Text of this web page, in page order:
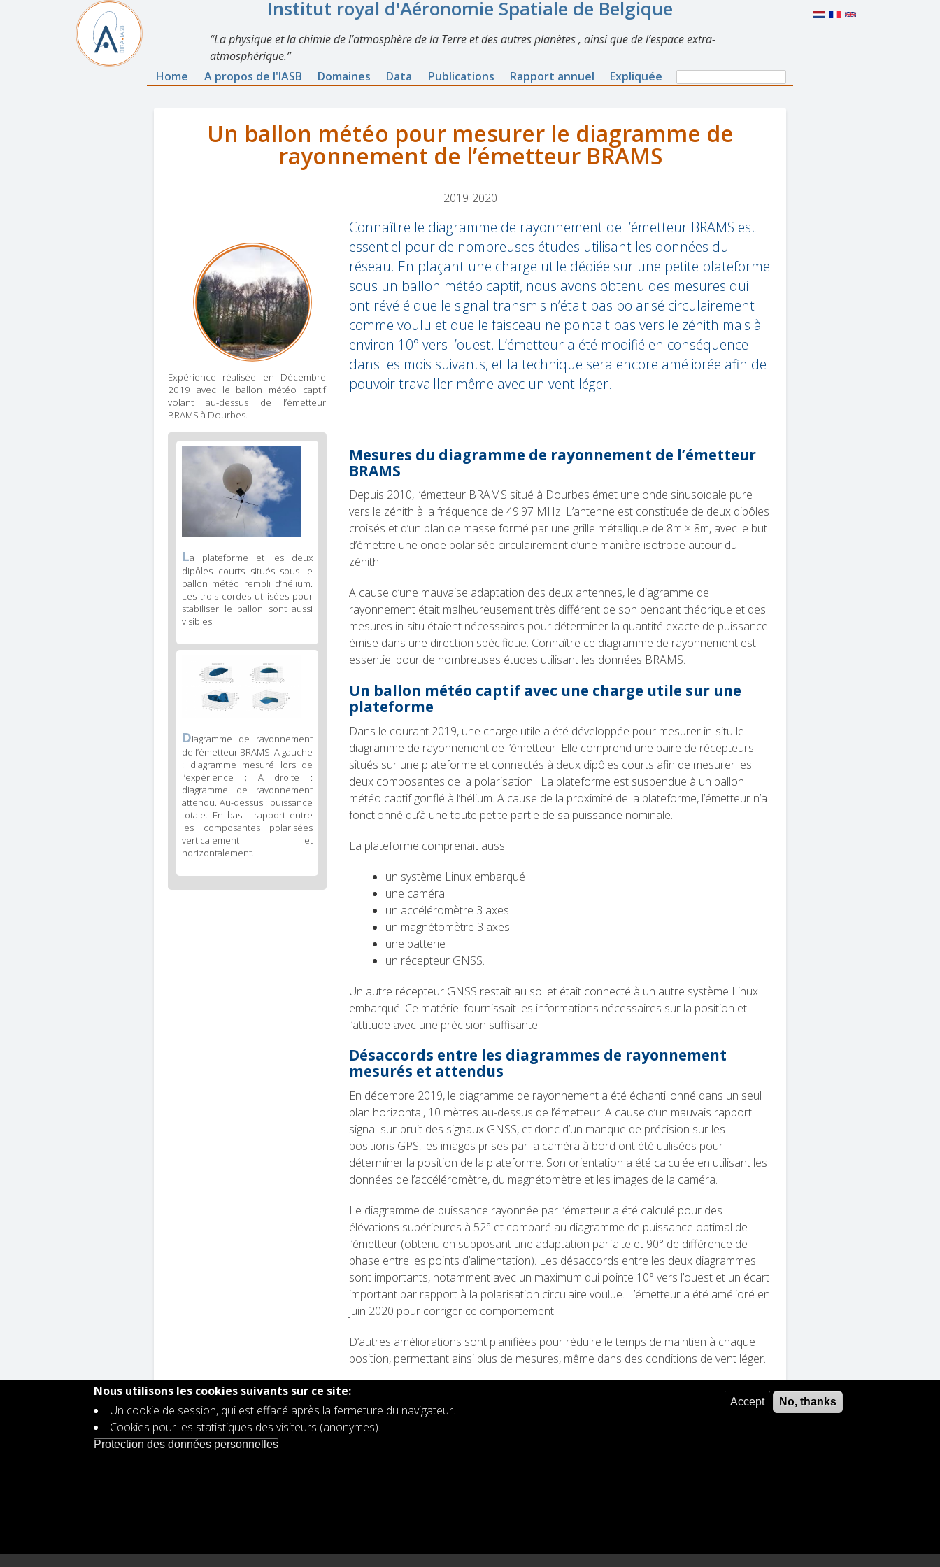
Institut royal d'Aéronomie Spatiale de Belgique
La physique et la chimie de l’atmosphère de la Terre et des autres planètes , ainsi que de l’espace extra-
atmosphérique.
Home
A propos de l'IASB Domaines Data Publications Rapport annuel Expliquée
Search
Search
Un ballon météo pour mesurer le diagramme de
rayonnement de l’émetteur BRAMS
2019-2020
Connaître le diagramme de rayonnement de l’émetteur BRAMS est
essentiel pour de nombreuses études utilisant les données du
réseau. En plaçant une charge utile dédiée sur une petite plateforme
sous un ballon météo captif, nous avons obtenu des mesures qui
ont révélé que le signal transmis n’était pas polarisé circulairement
comme voulu et que le faisceau ne pointait pas vers le zénith mais à
environ 10° vers l’ouest. L’émetteur a été modifié en conséquence
dans les mois suivants, et la technique sera encore améliorée afin de
pouvoir travailler même avec un vent léger.
text
Mesures du diagramme de rayonnement de l’émetteur
BRAMS
Depuis 2010, l’émetteur BRAMS situé à Dourbes émet une onde sinusoïdale pure
vers le zénith à la fréquence de 49.97 MHz. L’antenne est constituée de deux dipôles
croisés et d’un plan de masse formé par une grille métallique de 8m × 8m, avec le but
d’émettre une onde polarisée circulairement d’une manière isotrope autour du
zénith.
A cause d’une mauvaise adaptation des deux antennes, le diagramme de
rayonnement était malheureusement très différent de son pendant théorique et des
mesures in-situ étaient nécessaires pour déterminer la quantité exacte de puissance
émise dans une direction spécifique. Connaître ce diagramme de rayonnement est
essentiel pour de nombreuses études utilisant les données BRAMS.
Un ballon météo captif avec une charge utile sur une
plateforme
Dans le courant 2019, une charge utile a été développée pour mesurer in-situ le
diagramme de rayonnement de l’émetteur. Elle comprend une paire de récepteurs
situés sur une plateforme et connectés à deux dipôles courts afin de mesurer les
deux composantes de la polarisation. La plateforme est suspendue à un ballon
météo captif gonflé à l’hélium. A cause de la proximité de la plateforme, l’émetteur n’a
fonctionné qu’à une toute petite partie de sa puissance nominale.
La plateforme comprenait aussi:
un système Linux embarqué
une caméra
un accéléromètre 3 axes
un magnétomètre 3 axes
une batterie
un récepteur GNSS.
Un autre récepteur GNSS restait au sol et était connecté à un autre système Linux
embarqué. Ce matériel fournissait les informations nécessaires sur la position et
l’attitude avec une précision suffisante.
Désaccords entre les diagrammes de rayonnement
mesurés et attendus
En décembre 2019, le diagramme de rayonnement a été échantillonné dans un seul
plan horizontal, 10 mètres au-dessus de l’émetteur. A cause d’un mauvais rapport
signal-sur-bruit des signaux GNSS, et donc d’un manque de précision sur les
positions GPS, les images prises par la caméra à bord ont été utilisées pour
déterminer la position de la plateforme. Son orientation a été calculée en utilisant les
données de l’accéléromètre, du magnétomètre et les images de la caméra.
Le diagramme de puissance rayonnée par l’émetteur a été calculé pour des
élévations supérieures à 52° et comparé au diagramme de puissance optimal de
l’émetteur (obtenu en supposant une adaptation parfaite et 90° de différence de
phase entre les points d’alimentation). Les désaccords entre les deux diagrammes
sont importants, notamment avec un maximum qui pointe 10° vers l’ouest et un écart
important par rapport à la polarisation circulaire voulue. L’émetteur a été amélioré en
juin 2020 pour corriger ce comportement.
D’autres améliorations sont planifiées pour réduire le temps de maintien à chaque
position, permettant ainsi plus de mesures, même dans des conditions de vent léger.
Expérience réalisée en Décembre
2019 avec le ballon météo captif
volant au-dessus de l’émetteur
BRAMS à Dourbes.
Figure
body
Figure
2
caption
(legend)
La plateforme et les deux
dipôles courts situés sous le
ballon météo rempli d’hélium.
Les trois cordes utilisées pour
stabiliser le ballon sont aussi
visibles.
Figure
body
text
Figure
3
caption
(legend)
Diagramme de rayonnement
de l’émetteur BRAMS. A gauche
: diagramme mesuré lors de
l’expérience ; A droite :
diagramme de rayonnement
attendu. Au-dessus : puissance
totale. En bas : rapport entre
les composantes polarisées
verticalement et
horizontalement.
Contact
Institut royal d'Aéronomie Spatiale de Belgique
Nous utilisons les cookies suivants sur ce site:
Un cookie de session, qui est effacé après la fermeture du navigateur.
Cookies pour les statistiques des visiteurs (anonymes).
Protection des données personnelles
Accept No, thanks